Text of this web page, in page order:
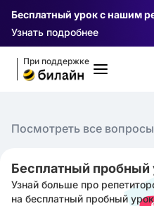
Бесплатный урок с нашим
Узнать подробнее
При поддержке
Посмотреть все
Бесплатный пробный
Узнай больше про
на бесплатный пробный